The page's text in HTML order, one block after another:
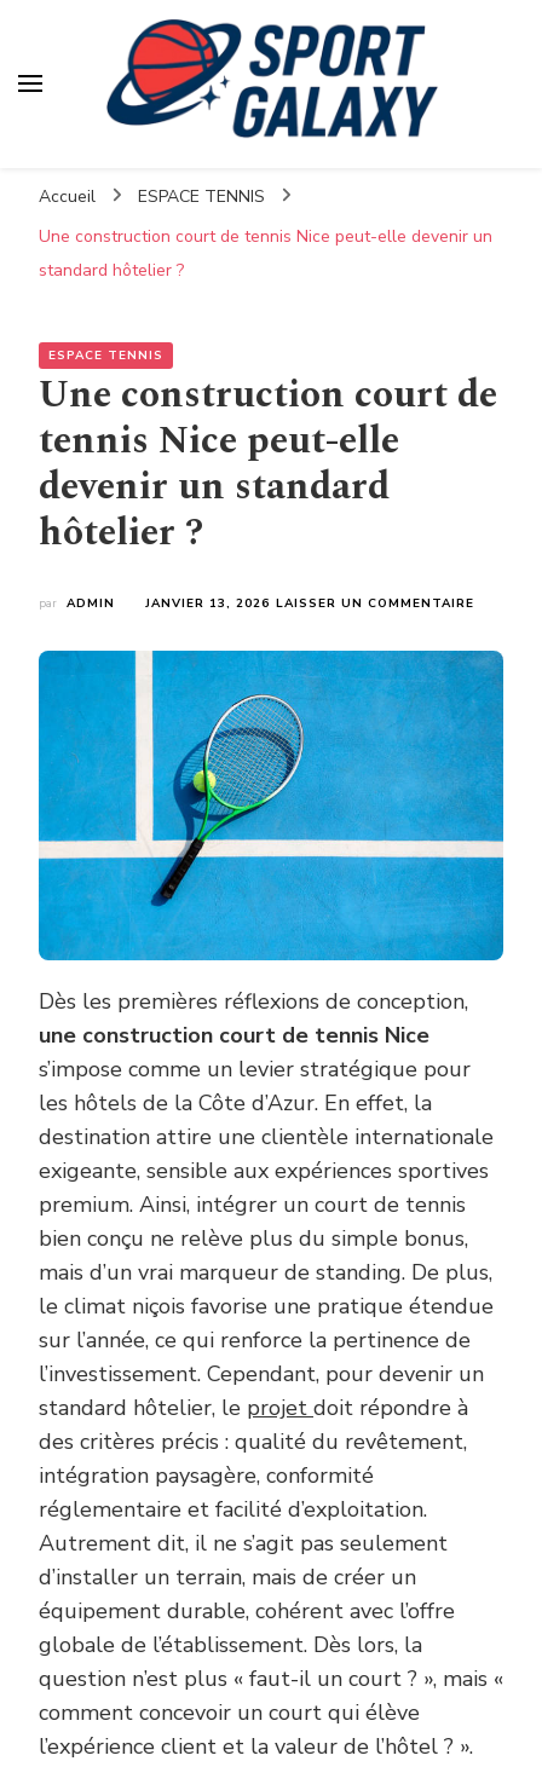
Accueil
ESPACE TENNIS
Une construction court de tennis Nice peut-elle devenir un
standard hôtelier ?
ESPACE TENNIS
Une construction court de
tennis Nice peut-elle
devenir un standard
hôtelier ?
par ADMIN JANVIER 13, 2026 LAISSER UN COMMENTAIRE
COURT
DE
PEUT-
ELLE
DEVENIR
UN
Dès les premières réflexions de conception,
une construction court de tennis Nice
s’impose comme un levier stratégique pour
les hôtels de la Côte d’Azur. En effet, la
destination attire une clientèle internationale
exigeante, sensible aux expériences sportives
premium. Ainsi, intégrer un court de tennis
bien conçu ne relève plus du simple bonus,
mais d’un vrai marqueur de standing. De plus,
le climat niçois favorise une pratique étendue
sur l’année, ce qui renforce la pertinence de
l’investissement. Cependant, pour devenir un
standard hôtelier, le projet doit répondre à
des critères précis : qualité du revêtement,
intégration paysagère, conformité
réglementaire et facilité d’exploitation.
Autrement dit, il ne s’agit pas seulement
d’installer un terrain, mais de créer un
équipement durable, cohérent avec l’offre
globale de l’établissement. Dès lors, la
question n’est plus « faut-il un court ? », mais «
comment concevoir un court qui élève
l’expérience client et la valeur de l’hôtel ? ».